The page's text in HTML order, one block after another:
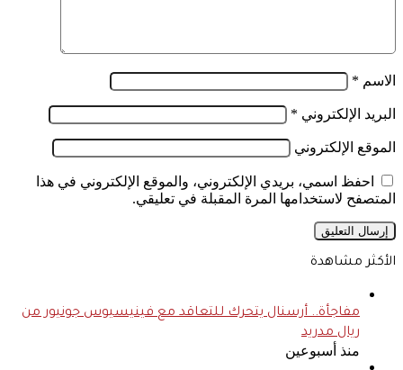
الاسم *
البريد الإلكتروني *
الموقع الإلكتروني
احفظ اسمي، بريدي الإلكتروني، والموقع الإلكتروني في هذا
المتصفح لاستخدامها المرة المقبلة في تعليقي.
الأكثر مشاهدة
مفاجأة.. أرسنال يتحرك للتعاقد مع فينيسيوس جونيور من
ريال مدريد
منذ أسبوعين